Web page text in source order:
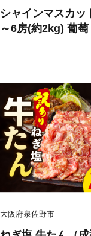
シャインマスカッ
～6房(約2kg) 葡
ルーツ 果物 くだ
旬のフルーツ 香
大阪府泉佐野市